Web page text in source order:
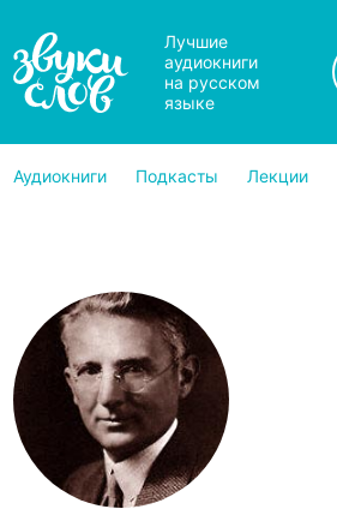
Лучшие
аудиокниги
на русском
языке
Аудиокниги Подкасты Лекции